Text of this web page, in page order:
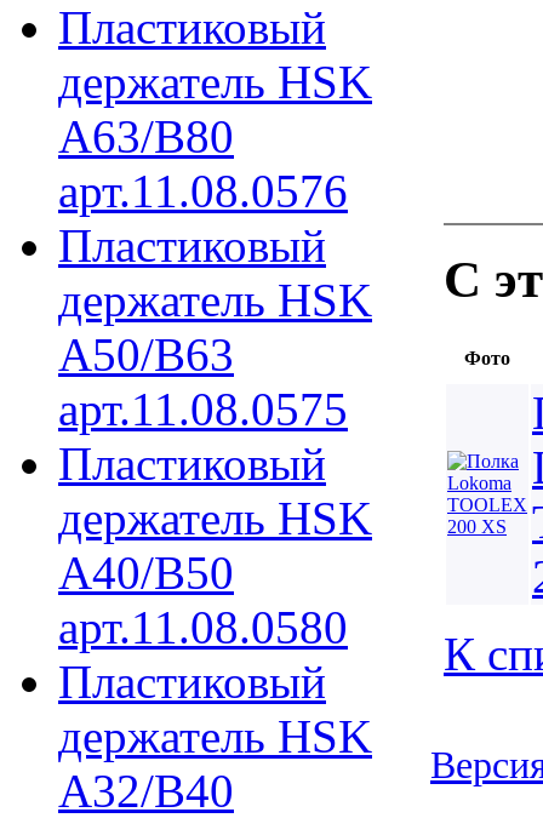
Пластиковый
держатель HSK
A63/B80
арт.11.08.0576
Пластиковый
держатель HSK
A50/B63
арт.11.08.0575
Пластиковый
держатель HSK
A40/B50
арт.11.08.0580
Пластиковый
держатель HSK
A32/B40
С
Фото
К